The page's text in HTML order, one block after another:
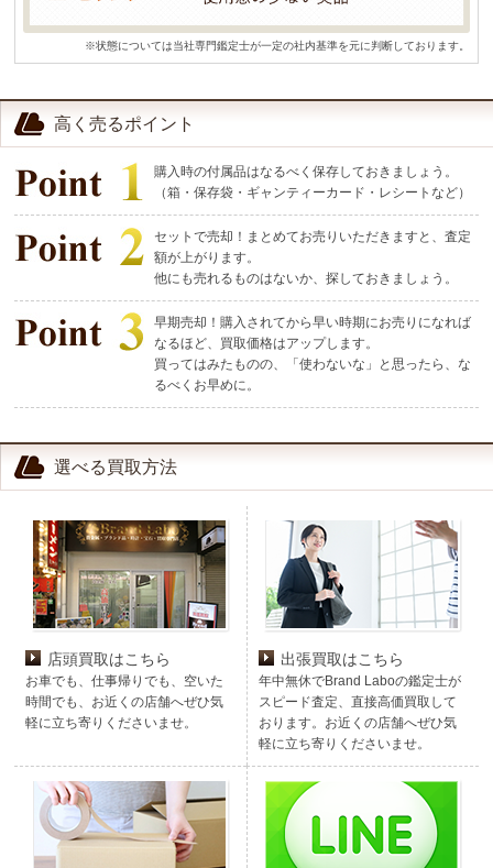
※状態については当社専門鑑定士が一定の社内基準を元に判断しております。
高く売るポイント
購入時の付属品はなるべく保存しておきましょう。
（箱・保存袋・ギャンティーカード・レシートなど）
セットで売却！まとめてお売りいただきますと、査定
額が上がります。
他にも売れるものはないか、探しておきましょう。
早期売却！購入されてから早い時期にお売りになれば
なるほど、買取価格はアップします。
買ってはみたものの、「使わないな」と思ったら、な
るべくお早めに。
選べる買取方法
店頭買取はこちら
お車でも、仕事帰りでも、空いた
時間でも、お近くの店舗へぜひ気
軽に立ち寄りくださいませ。
出張買取はこちら
年中無休でBrand Laboの鑑定士が
スピード査定、直接高価買取して
おります。お近くの店舗へぜひ気
軽に立ち寄りくださいませ。